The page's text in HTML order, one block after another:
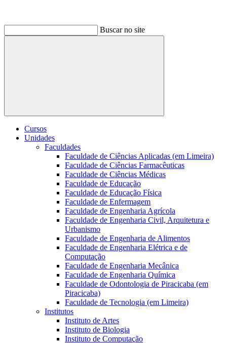
Buscar no site
Buscar
Cursos
Unidades
Faculdades
Faculdade de Ciências Aplicadas (em Limeira)
Faculdade de Ciências Farmacêuticas
Faculdade de Ciências Médicas
Faculdade de Educação
Faculdade de Educação Física
Faculdade de Enfermagem
Faculdade de Engenharia Agrícola
Faculdade de Engenharia Civil, Arquitetura e
Urbanismo
Faculdade de Engenharia de Alimentos
Faculdade de Engenharia Elétrica e de
Computação
Faculdade de Engenharia Mecânica
Faculdade de Engenharia Química
Faculdade de Odontologia de Piracicaba (em
Piracicaba)
Faculdade de Tecnologia (em Limeira)
Institutos
Instituto de Artes
Instituto de Biologia
Instituto de Computação